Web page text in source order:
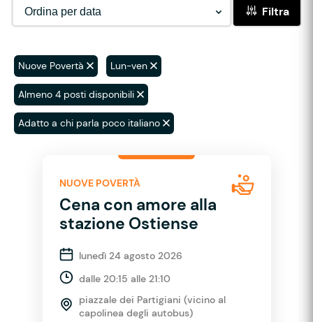
Filtra
Nuove Povertà Lun-ven
Almeno 4 posti disponibili
Adatto a chi parla poco italiano
NUOVE POVERTÀ
Cena con amore alla
stazione Ostiense
lunedì 24 agosto 2026
dalle 20:15 alle 21:10
piazzale dei Partigiani (vicino al
capolinea degli autobus)